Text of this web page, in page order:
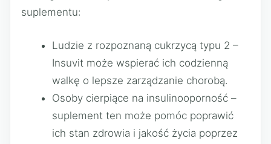
suplementu:
Ludzie z rozpoznaną cukrzycą typu 2 –
Insuvit może wspierać ich codzienną
walkę o lepsze zarządzanie chorobą.
Osoby cierpiące na insulinooporność –
suplement ten może pomóc poprawić
ich stan zdrowia i jakość życia poprzez